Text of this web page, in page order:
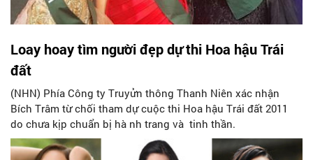
Loay hoay tìm người đẹp dự thi Hoa hậu Trái
đất
(NHN) Phía Công ty Truyửn thông Thanh Niên xác nhận
Bích Trâm từ chối tham dự cuộc thi Hoa hậu Trái đất 2011
do chưa kịp chuẩn bị hà nh trang và tinh thần.